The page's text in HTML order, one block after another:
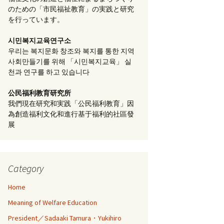
のための「市民福祉教育」の実践と研究
を行っています。
시민복지교육연구소
우리는 복지문화 창조와 복지를 통한 지역
사회만들기를 위해 「시민복지교육」 실
천과 연구를 하고 있습니다
公民福利教育研究所
我們現在研究和実践「公民福利教育」因
為創造福利文化和進行基于福利的社區發
展
Category
Home
Meaning of Welfare Education
President／Sadaaki Tamura・Yukihiro